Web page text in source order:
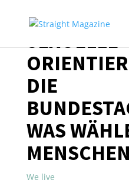
SEXUELLE
DIE
WAS
We live